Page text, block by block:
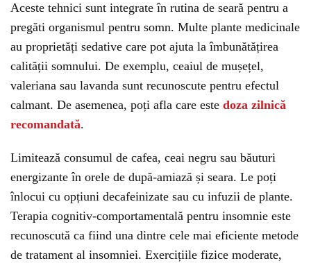
Aceste tehnici sunt integrate în rutina de seară pentru a
pregăti organismul pentru somn. Multe plante medicinale
au proprietăți sedative care pot ajuta la îmbunătățirea
calității somnului. De exemplu, ceaiul de mușețel,
valeriana sau lavanda sunt recunoscute pentru efectul
calmant. De asemenea, poți afla care este doza zilnică
recomandată.
Limitează consumul de cafea, ceai negru sau băuturi
energizante în orele de după-amiază și seara. Le poți
înlocui cu opțiuni decafeinizate sau cu infuzii de plante.
Terapia cognitiv-comportamentală pentru insomnie este
recunoscută ca fiind una dintre cele mai eficiente metode
de tratament al insomniei. Exercițiile fizice moderate,